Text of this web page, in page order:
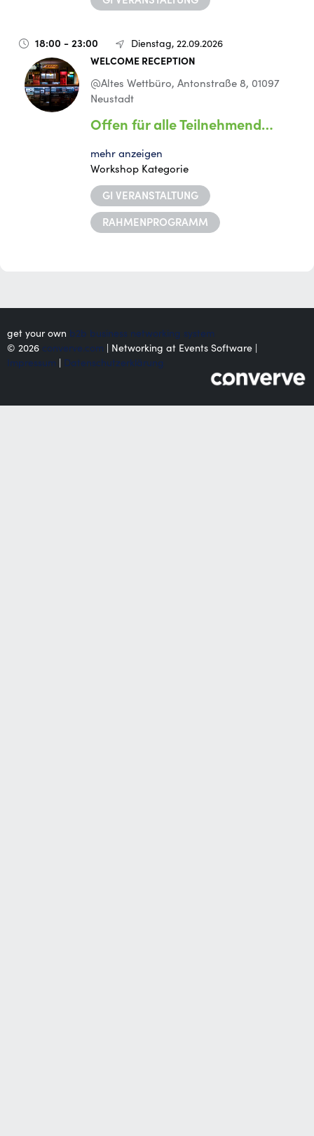
18:00 - 23:00
Dienstag, 22.09.2026
WELCOME RECEPTION
@Altes Wettbüro, Antonstraße 8, 01097
Neustadt
Offen für alle Teilnehmend…
mehr anzeigen
Workshop Kategorie
GI VERANSTALTUNG
RAHMENPROGRAMM
get your own b2b business networking system
© 2026 converve.com | Networking at Events Software |
Impressum | Datenschutzerklärung